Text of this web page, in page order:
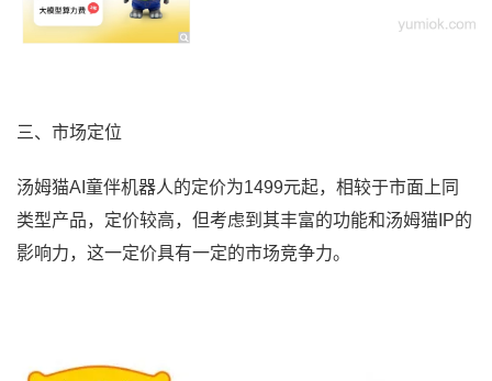
三、市场定位
汤姆猫AI童伴机器人的定价为1499元起，相较于市面上同
类型产品，定价较高，但考虑到其丰富的功能和汤姆猫IP的
影响力，这一定价具有一定的市场竞争力。